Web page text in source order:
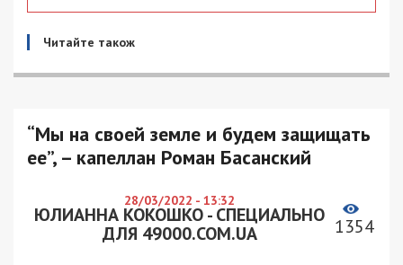
Читайте також
“Мы на своей земле и будем защищать
ее”, – капеллан Роман Басанский
28/03/2022 - 13:32
ЮЛИАННА КОКОШКО - СПЕЦИАЛЬНО
ДЛЯ 49000.COM.UA
1354